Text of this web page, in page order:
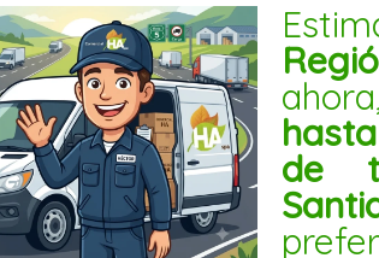
Sin existencias
de